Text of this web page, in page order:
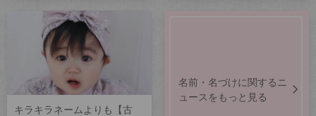
キラキラネームよりも【古
名前・名づけに関するニ
ュースをもっと見る